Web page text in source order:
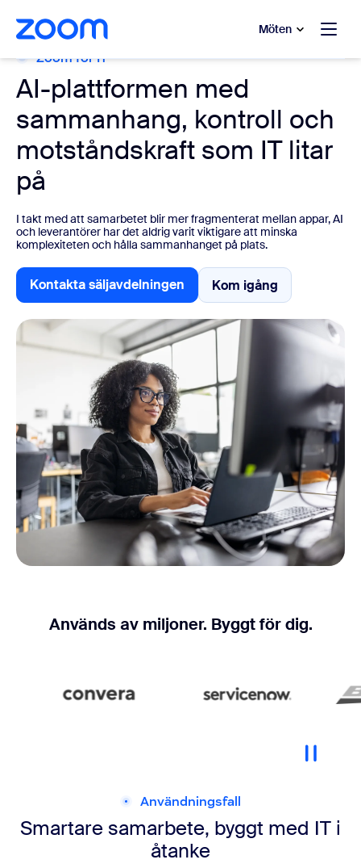
huvudinnehåll
till hjälpchatt Möten
Zoom för IT
AI-plattformen med
sammanhang, kontroll och
motståndskraft som IT litar
på
I takt med att samarbetet blir mer fragmenterat mellan appar, AI
och leverantörer har det aldrig varit viktigare att minska
komplexiteten och hålla sammanhanget på plats.
Kontakta säljavdelningen
Kontakta säljavdelningen
Kom igång
Kom igång
Används av miljoner. Byggt för dig.
Användningsfall
Smartare samarbete, byggt med IT i
åtanke